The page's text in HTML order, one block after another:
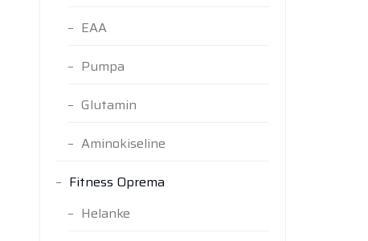
EAA
Pumpa
Glutamin
Aminokiseline
Fitness Oprema
Helanke